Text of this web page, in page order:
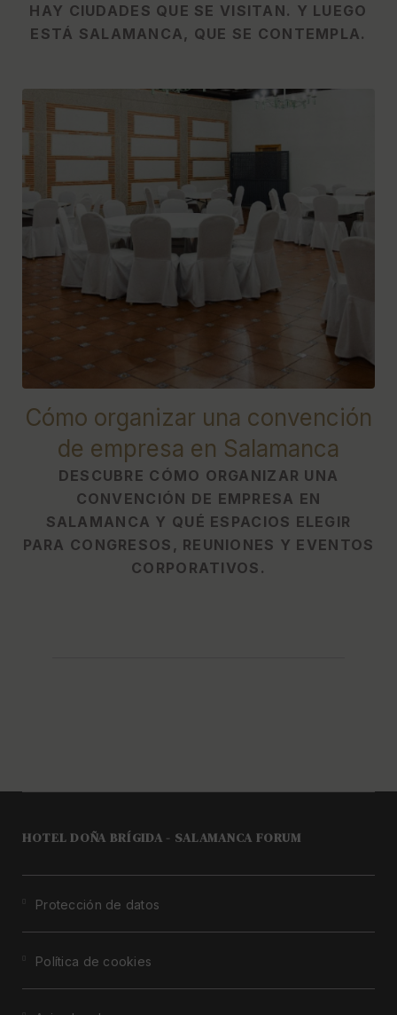
HAY CIUDADES QUE SE VISITAN. Y LUEGO
ESTÁ SALAMANCA, QUE SE CONTEMPLA.
[{"url":"https:\/\/synergy.booking-
channel.com\/api\/hotels\/622\/medias\/506#Hotel
Do\u00f1a Br\u00edgida - Salamanca
Forum_Salamanca_C\u00f3mo organizar una
convenci\u00f3n de empresa en Salamanca","name":""}]
Cómo organizar una convención
de empresa en Salamanca
DESCUBRE CÓMO ORGANIZAR UNA
CONVENCIÓN DE EMPRESA EN
SALAMANCA Y QUÉ ESPACIOS ELEGIR
PARA CONGRESOS, REUNIONES Y EVENTOS
CORPORATIVOS.
HOTEL DOÑA BRÍGIDA - SALAMANCA FORUM
Protección de datos
Política de cookies